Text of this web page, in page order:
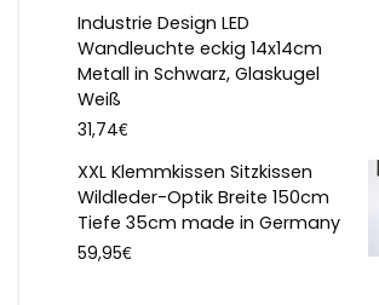
Industrie Design LED
Wandleuchte eckig 14x14cm
Metall in Schwarz, Glaskugel
Weiß
31,74€
XXL Klemmkissen Sitzkissen
Wildleder-Optik Breite 150cm
Tiefe 35cm made in Germany
59,95€